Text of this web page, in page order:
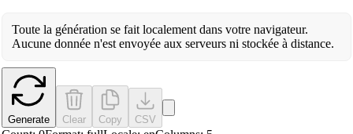
Toute la génération se fait localement dans votre navigateur.
Aucune donnée n'est envoyée aux serveurs ni stockée à distance.
Generate Clear Copy CSV